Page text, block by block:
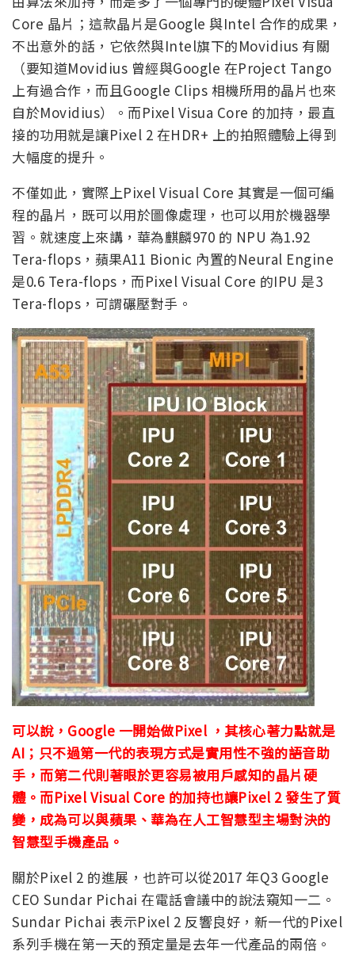
Core 晶片；這款晶片是Google 與Intel 合作的成果，
不出意外的話，它依然與Intel旗下的Movidius 有關
（要知道Movidius 曾經與Google 在Project Tango
上有過合作，而且Google Clips 相機所用的晶片也來
自於Movidius）。而Pixel Visua Core 的加持，最直
接的功用就是讓Pixel 2 在HDR+ 上的拍照體驗上得到
大幅度的提升。
不僅如此，實際上Pixel Visual Core 其實是一個可編
程的晶片，既可以用於圖像處理，也可以用於機器學
習。就速度上來講，華為麒麟970 的 NPU 為1.92
Tera-flops，蘋果A11 Bionic 內置的Neural Engine
是0.6 Tera-flops，而Pixel Visual Core 的IPU 是3
Tera-flops，可謂碾壓對手。
可以說，Google 一開始做Pixel ，其核心著力點就是
AI；只不過第一代的表現方式是實用性不強的語音助
手，而第二代則著眼於更容易被用戶感知的晶片硬
體。而Pixel Visual Core 的加持也讓Pixel 2 發生了質
變，成為可以與蘋果、華為在人工智慧型主場對決的
智慧型手機產品。
關於Pixel 2 的進展，也許可以從2017 年Q3 Google
CEO Sundar Pichai 在電話會議中的說法窺知一二。
Sundar Pichai 表示Pixel 2 反響良好，新一代的Pixel
系列手機在第一天的預定量是去年一代產品的兩倍。